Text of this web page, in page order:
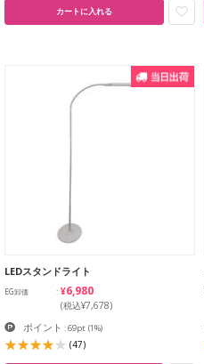
カートに入れる
LEDスタンドライト
EG卸価 ¥6,980
(税込¥7,678)
ポイント : 69pt (1%)
(47)